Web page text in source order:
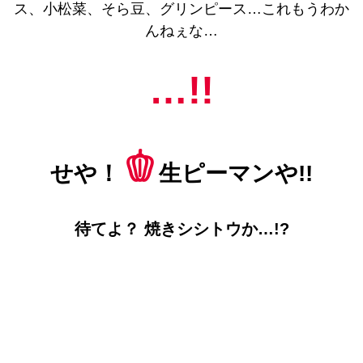
ス、小松菜、そら豆、グリンピース…これもうわか
んねぇな…
…!!
せや！ 🫑生ピーマンや!!
待てよ？ 焼きシシトウか…!?